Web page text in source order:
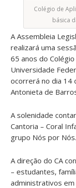
Colégio de
básica
A Assembleia
realizará uma
65 anos do Colégio
Universidade
ocorrerá no dia 14
Antonieta de
A solenidade
Cantoria – Coral
grupo Nós por Nós.
A direção do CA
– estudantes,
administrativos